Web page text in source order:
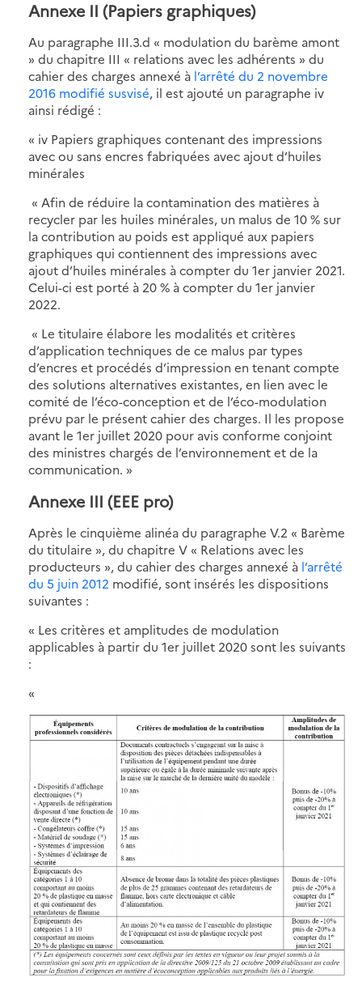
Annexe II (Papiers graphiques)
Au paragraphe III.3.d « modulation du barème amont
» du chapitre III « relations avec les adhérents » du
cahier des charges annexé à l’arrêté du 2 novembre
2016 modifié susvisé, il est ajouté un paragraphe iv
ainsi rédigé :
« iv Papiers graphiques contenant des impressions
avec ou sans encres fabriquées avec ajout d’huiles
minérales
« Afin de réduire la contamination des matières à
recycler par les huiles minérales, un malus de 10 % sur
la contribution au poids est appliqué aux papiers
graphiques qui contiennent des impressions avec
ajout d’huiles minérales à compter du 1er janvier 2021.
Celui-ci est porté à 20 % à compter du 1er janvier
2022.
« Le titulaire élabore les modalités et critères
d’application techniques de ce malus par types
d’encres et procédés d’impression en tenant compte
des solutions alternatives existantes, en lien avec le
comité de l’éco-conception et de l’éco-modulation
prévu par le présent cahier des charges. Il les propose
avant le 1er juillet 2020 pour avis conforme conjoint
des ministres chargés de l’environnement et de la
communication. »
Annexe III (EEE pro)
Après le cinquième alinéa du paragraphe V.2 « Barème
du titulaire », du chapitre V « Relations avec les
producteurs », du cahier des charges annexé à l’arrêté
du 5 juin 2012 modifié, sont insérés les dispositions
suivantes :
« Les critères et amplitudes de modulation
applicables à partir du 1er juillet 2020 sont les suivants
:
«